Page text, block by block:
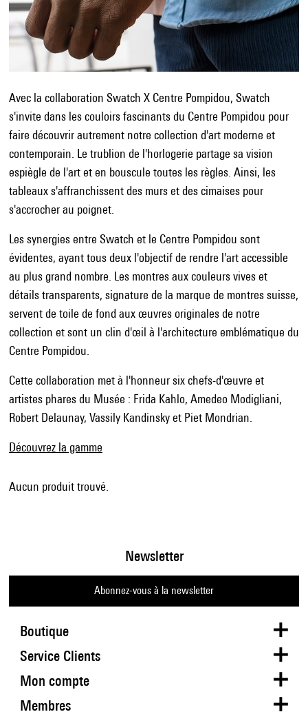
Avec la collaboration Swatch X Centre Pompidou, Swatch
s'invite dans les couloirs fascinants du Centre Pompidou pour
faire découvrir autrement notre collection d'art moderne et
contemporain. Le trublion de l'horlogerie partage sa vision
espiègle de l'art et en bouscule toutes les règles. Ainsi, les
tableaux s'affranchissent des murs et des cimaises pour
s'accrocher au poignet.
Les synergies entre Swatch et le Centre Pompidou sont
évidentes, ayant tous deux l'objectif de rendre l'art accessible
au plus grand nombre. Les montres aux couleurs vives et
détails transparents, signature de la marque de montres suisse,
servent de toile de fond aux œuvres originales de notre
collection et sont un clin d'œil à l'architecture emblématique du
Centre Pompidou.
Cette collaboration met à l'honneur six chefs-d'œuvre et
artistes phares du Musée : Frida Kahlo, Amedeo Modigliani,
Robert Delaunay, Vassily Kandinsky et Piet Mondrian.
Découvrez la gamme
Aucun produit trouvé.
Boutique
Newsletter
Abonnez-vous à la newsletter
Service Clients
Mon compte
Membres